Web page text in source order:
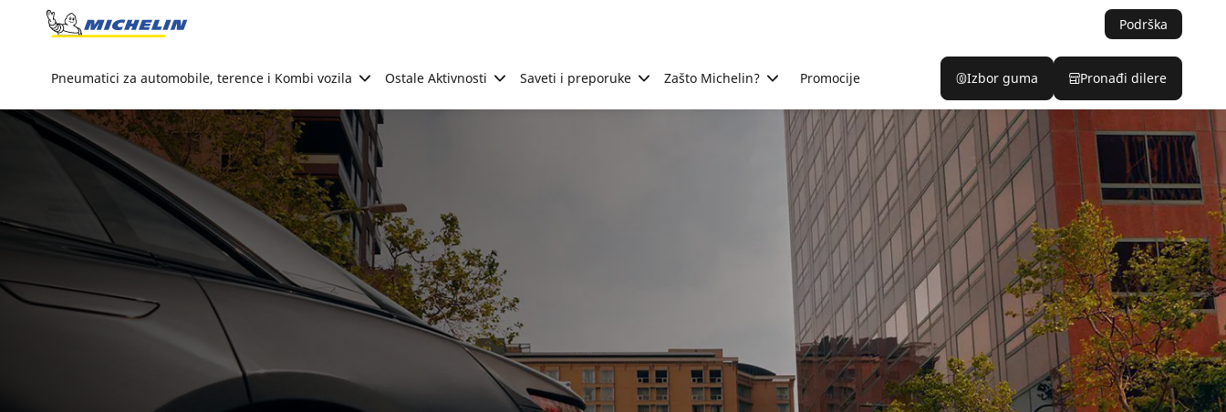
Go to page content
Podrška
Pneumatici za automobile, terence i Kombi vozila Ostale Aktivnosti Saveti i preporuke Zašto Michelin? Promocije Izbor guma Pronađi dilere